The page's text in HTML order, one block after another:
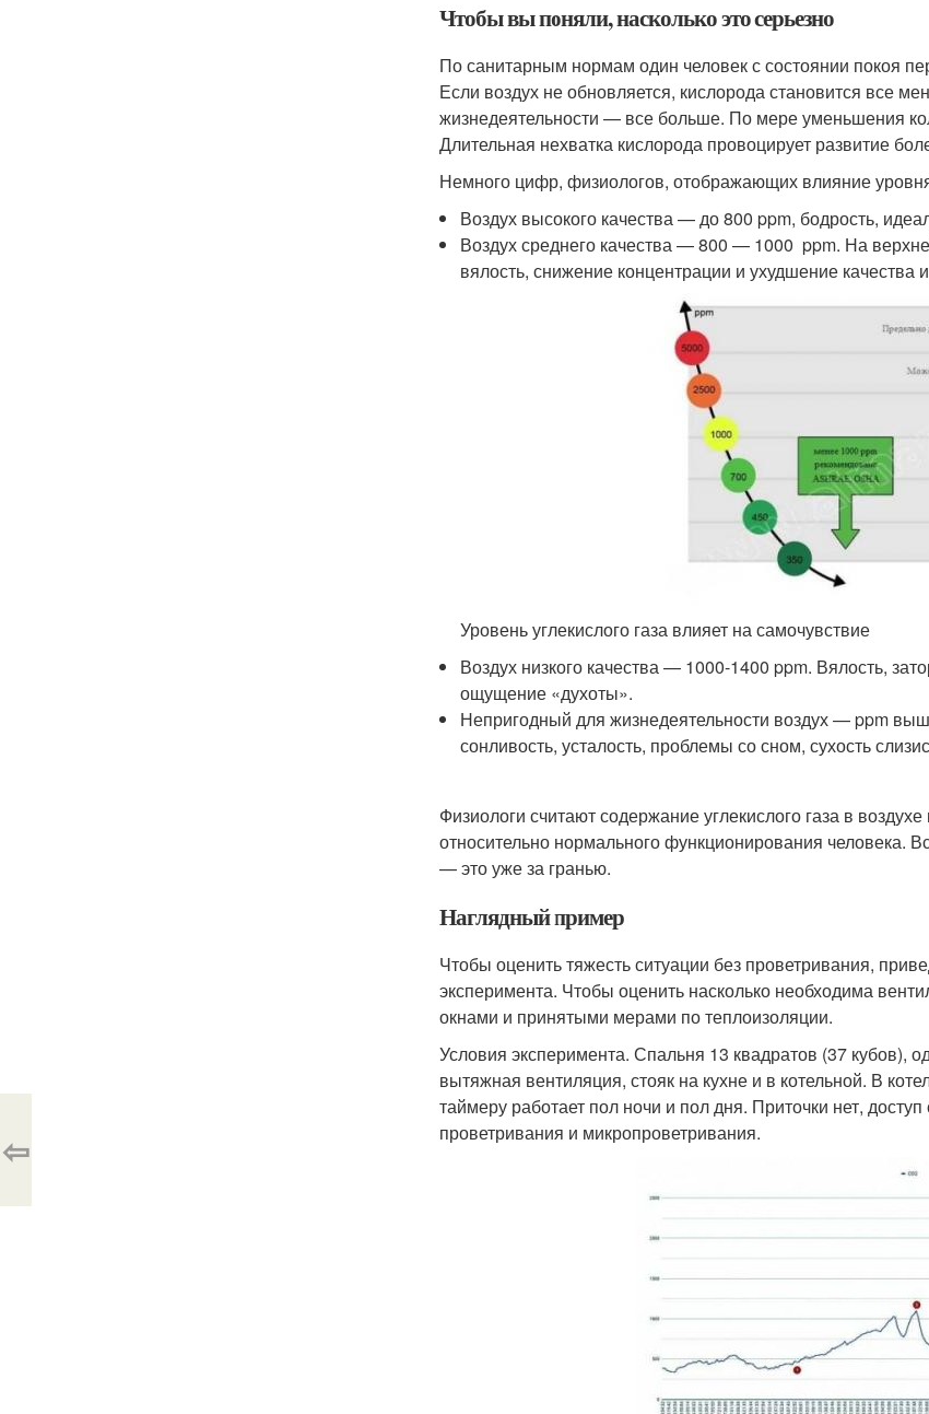
Чтобы вы поняли, насколько это серьезно
По санитарным нормам один человек с состоянии покоя
Если воздух не обновляется, кислорода становится все
жизнедеятельности — все больше. По мере уменьшения
Длительная нехватка кислорода провоцирует развитие
Немного цифр, физиологов, отображающих влияние уровня
Воздух высокого качества — до 800 ppm, бодрость,
Воздух среднего качества — 800 — 1000 ppm. На
вялость, снижение концентрации и ухудшение качества
Уровень углекислого газа влияет на самочувствие
Воздух низкого качества — 1000-1400 ppm. Вялость,
ощущение «духоты».
Непригодный для жизнедеятельности воздух — ppm
сонливость, усталость, проблемы со сном, сухость
Физиологи считают содержание углекислого газа в
относительно нормального функционирования человека.
— это уже за гранью.
Наглядный пример
Чтобы оценить тяжесть ситуации без проветривания,
эксперимента. Чтобы оценить насколько необходима
окнами и принятыми мерами по теплоизоляции.
Условия эксперимента. Спальня 13 квадратов (37 кубов),
вытяжная вентиляция, стояк на кухне и в котельной. В
таймеру работает пол ночи и пол дня. Приточки нет,
проветривания и микропроветривания.
⇦